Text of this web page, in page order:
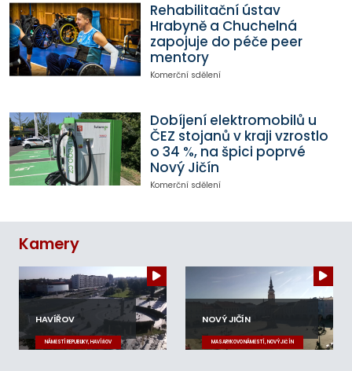
Rehabilitační ústav
Hrabyně a Chuchelná
zapojuje do péče peer
mentory
Komerční sdělení
Dobíjení elektromobilů u
ČEZ stojanů v kraji vzrostlo
o 34 %, na špici poprvé
Nový Jičín
Komerční sdělení
Kamery
HAVÍŘOV
NÁMĚSTÍ REPUBLIKY, HAVÍŘOV
NOVÝ JIČÍN
MASARYKOVO NÁMĚSTÍ, NOVÝ JIČÍN